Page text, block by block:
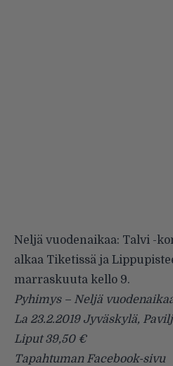
Neljä vuodenaikaa: Talvi -
alkaa Tiketissä ja
marraskuuta kello 9.
Pyhimys – Neljä
La 23.2.2019 Jyväskylä,
Liput 39,50 €
Tapahtuman Facebook-sivu